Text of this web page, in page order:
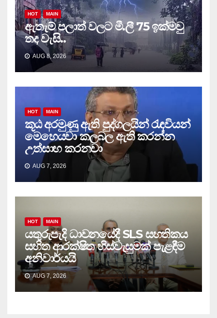
HOT MAIN
ඇතැම් පලාත් වලට මී.ලී 75 ඉක්මවු
තද වැසි..
AUG 8, 2026
HOT MAIN
කූඨ අරමුණු ඇති පුද්ගලයින් රැඳවියන්
මෙහෙයවා කලබල ඇති කරන්න
උත්සාහ කරනවා
AUG 7, 2026
HOT MAIN
යතුරුපැදි ධාවනයේදී SLS සහතිකය
සහිත ආරක්ෂිත හිස්වැසුමක් පැළඳීම
අනිවාර්යයි
AUG 7, 2026